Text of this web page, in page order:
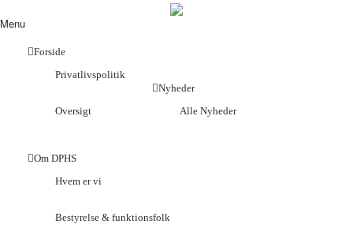
Menu
Forside
Privatlivspolitik
Oversigt
Nyheder
Alle Nyheder
Om DPHS
Hvem er vi
Bestyrelse & funktionsfolk